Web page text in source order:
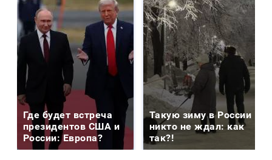
Где будет встреча
президентов США и
России: Европа?
Такую зиму в России
никто не ждал: как
так?!